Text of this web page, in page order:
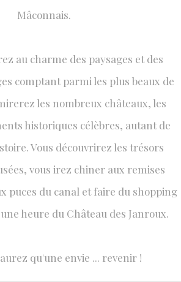
Mâconnais.
au charme des paysages et des
comptant parmi les plus beaux de
les nombreux châteaux, les
historiques célèbres, autant de
Vous découvrirez les trésors
vous irez chiner aux remises
puces du canal et faire du shopping
heure du Château des Janroux.
qu'une envie ... revenir !